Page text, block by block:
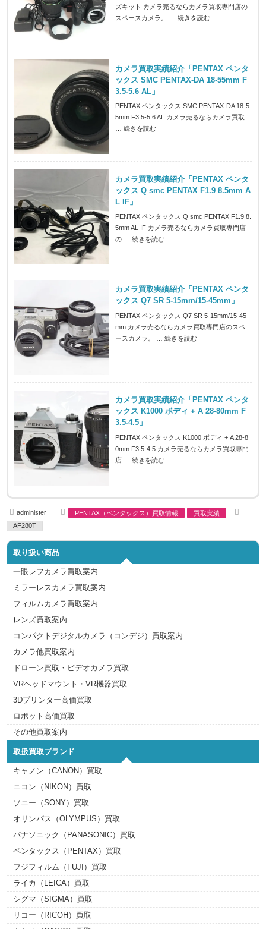
ズキット カメラ売るならカメラ買取専門店の
スペースカメラ。 …続きを読む
カメラ買取実績紹介「PENTAX ペンタ
ックス SMC PENTAX-DA 18-55mm F
3.5-5.6 AL」
PENTAX ペンタックス SMC PENTAX-DA 18-5
5mm F3.5-5.6 AL カメラ売るならカメラ買取
…続きを読む
カメラ買取実績紹介「PENTAX ペンタ
ックス Q smc PENTAX F1.9 8.5mm A
L IF」
PENTAX ペンタックス Q smc PENTAX F1.9 8.
5mm AL IF カメラ売るならカメラ買取専門店
の …続きを読む
カメラ買取実績紹介「PENTAX ペンタ
ックス Q7 SR 5-15mm/15-45mm」
PENTAX ペンタックス Q7 SR 5-15mm/15-45
mm カメラ売るならカメラ買取専門店のスペ
ースカメラ。 …続きを読む
カメラ買取実績紹介「PENTAX ペンタ
ックス K1000 ボディ + A 28-80mm F
3.5-4.5」
PENTAX ペンタックス K1000 ボディ + A 28-8
0mm F3.5-4.5 カメラ売るならカメラ買取専門
店 …続きを読む
A
u
t
h
o
r
administer
C
a
g
i
e
s
PENTAX（ペンタックス）買取情報 買取実績
AF280T
取り扱い商品
一眼レフカメラ買取案内
ミラーレスカメラ買取案内
フィルムカメラ買取案内
レンズ買取案内
コンパクトデジタルカメラ（コンデジ）買取案内
カメラ他買取案内
ドローン買取・ビデオカメラ買取
VRヘッドマウント・VR機器買取
3Dプリンター高価買取
ロボット高価買取
その他買取案内
取扱買取ブランド
キャノン（CANON）買取
ニコン（NIKON）買取
ソニー（SONY）買取
オリンパス（OLYMPUS）買取
パナソニック（PANASONIC）買取
ペンタックス（PENTAX）買取
フジフィルム（FUJI）買取
ライカ（LEICA）買取
シグマ（SIGMA）買取
リコー（RICOH）買取